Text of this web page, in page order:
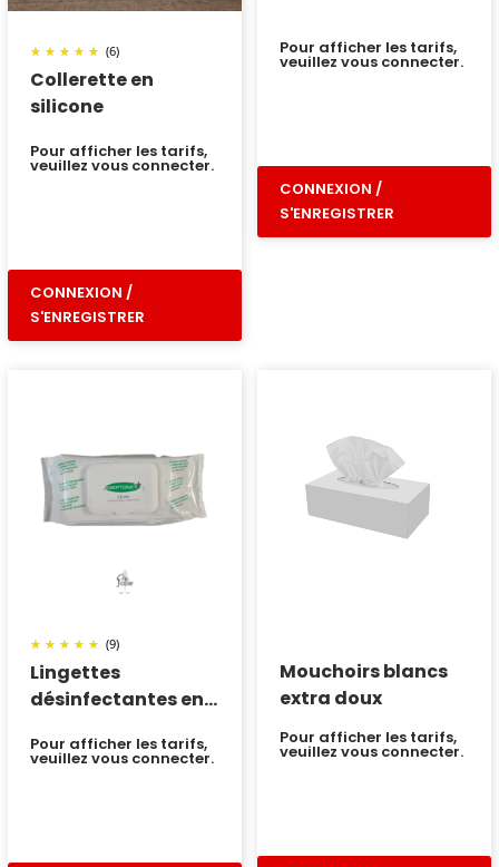
Collerette en
silicone
(6)
Pour afficher les tarifs,
veuillez vous connecter.
CONNEXION /
S'ENREGISTRER
Pour afficher les tarifs,
veuillez vous connecter.
CONNEXION /
S'ENREGISTRER
Lingettes
désinfectantes en
(9)
Pour afficher les tarifs,
veuillez vous connecter.
Mouchoirs blancs
extra doux
Pour afficher les tarifs,
veuillez vous connecter.